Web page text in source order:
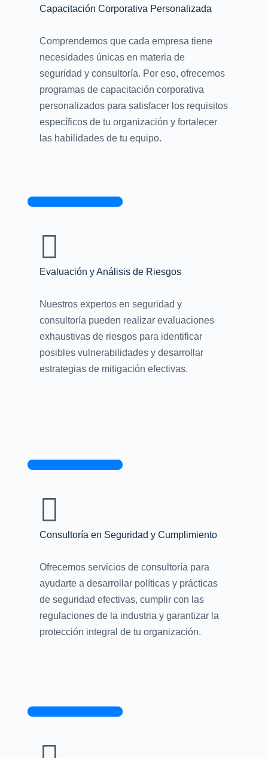
Capacitación Corporativa Personalizada
Comprendemos que cada empresa tiene
necesidades únicas en materia de
seguridad y consultoría. Por eso, ofrecemos
programas de capacitación corporativa
personalizados para satisfacer los requisitos
específicos de tu organización y fortalecer
las habilidades de tu equipo.
Contacta con nosotros
Evaluación y Análisis de Riesgos
Nuestros expertos en seguridad y
consultoría pueden realizar evaluaciones
exhaustivas de riesgos para identificar
posibles vulnerabilidades y desarrollar
estrategias de mitigación efectivas.
Contacta con nosotros
Consultoría en Seguridad y Cumplimiento
Ofrecemos servicios de consultoría para
ayudarte a desarrollar políticas y prácticas
de seguridad efectivas, cumplir con las
regulaciones de la industria y garantizar la
protección integral de tu organización.
Contacta con nosotros